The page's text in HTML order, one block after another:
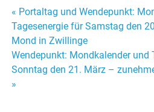
Beitrags-
Navigation
« Portaltag und Wendepunkt:
Tagesenergie für Samstag den
Mond in Zwillinge
Wendepunkt: Mondkalender und
Sonntag den 21. März –
»